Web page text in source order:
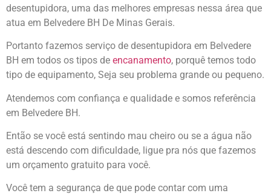
desentupidora, uma das melhores empresas nessa área que
atua em Belvedere BH De Minas Gerais.
Portanto fazemos serviço de desentupidora em Belvedere
BH em todos os tipos de encanamento, porquê temos todo
tipo de equipamento, Seja seu problema grande ou pequeno.
Atendemos com confiança e qualidade e somos referência
em Belvedere BH.
Então se você está sentindo mau cheiro ou se a água não
está descendo com dificuldade, ligue pra nós que fazemos
um orçamento gratuito para você.
Você tem a segurança de que pode contar com uma